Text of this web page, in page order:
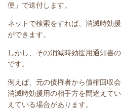
便」で送付します。
ネットで検索をすれば、消滅時効
ができます。
しかし、その消滅時効援用通知書
です。
例えば、元の債権者から債権回収
消滅時効援用の相手方を間違えて
えている場合があります。